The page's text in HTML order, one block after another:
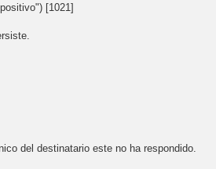
[1021]
del destinatario este no ha respondido.